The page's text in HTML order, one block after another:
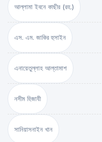
আল্লামা ইবনে কাছীর (রহ.)
এস. এম. জাকির হুসাইন
এনায়েতুল্লাহ আল্‌তামাশ
নসীম হিজাযী
সানিয়াসনাইন খান